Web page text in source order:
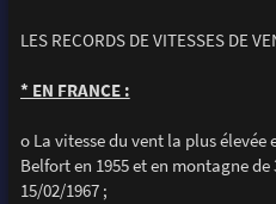
LES RECORDS DE VITESSES DE
* EN FRANCE :
o La vitesse du vent la plus élevée
Belfort en 1955 et en montagne
15/02/1967 ;